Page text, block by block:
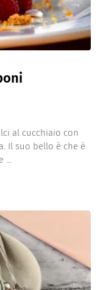
al cucchiaio con
Il suo bello è che è